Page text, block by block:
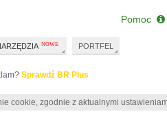
Sprawdź BR Plus
cookie, zgodnie z aktualnymi
PORTFEL
Pomoc